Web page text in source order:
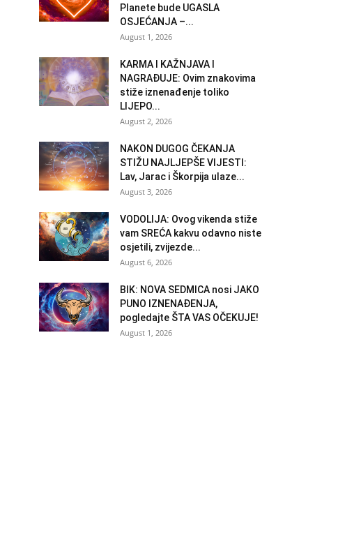
Planete bude UGASLA
OSJEĆANJA –...
August 1, 2026
KARMA I KAŽNJAVA I
NAGRAĐUJE: Ovim znakovima
stiže iznenađenje toliko
LIJEPO...
August 2, 2026
NAKON DUGOG ČEKANJA
STIŽU NAJLJEPŠE VIJESTI:
Lav, Jarac i Škorpija ulaze...
August 3, 2026
VODOLIJA: Ovog vikenda stiže
vam SREĆA kakvu odavno niste
osjetili, zvijezde...
August 6, 2026
BIK: NOVA SEDMICA nosi JAKO
PUNO IZNENAĐENJA,
pogledajte ŠTA VAS OČEKUJE!
August 1, 2026